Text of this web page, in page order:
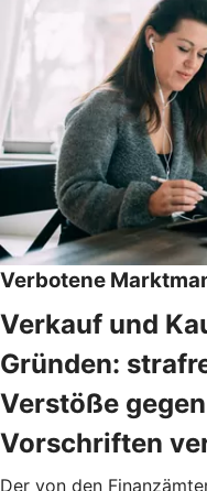
Verbotene
Verkauf und
Gründen:
Verstöße
Vorschriften
Der von den